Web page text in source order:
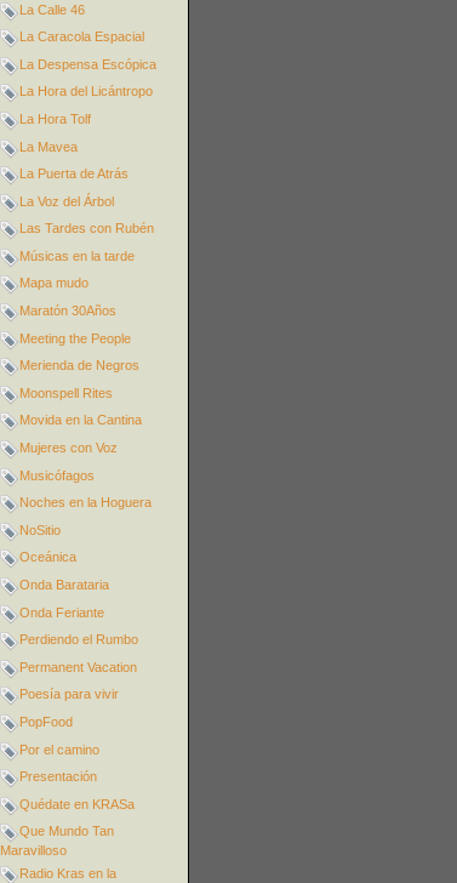
La Calle 46
La Caracola Espacial
La Despensa Escópica
La Hora del Licántropo
La Hora Tolf
La Mavea
La Puerta de Atrás
La Voz del Árbol
Las Tardes con Rubén
Músicas en la tarde
Mapa mudo
Maratón 30Años
Meeting the People
Merienda de Negros
Moonspell Rites
Movida en la Cantina
Mujeres con Voz
Musicófagos
Noches en la Hoguera
NoSitio
Oceánica
Onda Barataria
Onda Feriante
Perdiendo el Rumbo
Permanent Vacation
Poesía para vivir
PopFood
Por el camino
Presentación
Quédate en KRASa
Que Mundo Tan
Maravilloso
Radio Kras en la